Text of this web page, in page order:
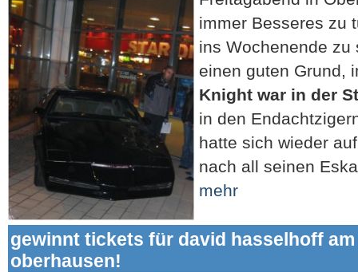
immer Besseres zu
ins Wochenende zu
einen guten Grund,
Knight war in der
in den
hatte sich wieder
nach all seinen
mehr
gewinnt tickets für david hasselhoff
oberhausen!